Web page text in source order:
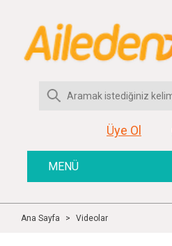
Üye Ol
MENÜ
Ana Sayfa > Videolar